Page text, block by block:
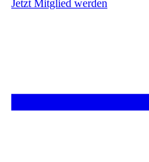
Jetzt Mitglied werden